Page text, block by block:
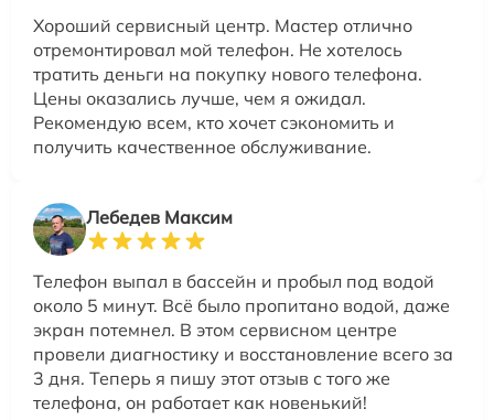
Хороший сервисный центр. Мастер отлично
отремонтировал мой телефон. Не хотелось
тратить деньги на покупку нового телефона.
Цены оказались лучше, чем я ожидал.
Рекомендую всем, кто хочет сэкономить и
получить качественное обслуживание.
Лебедев Максим
Телефон выпал в бассейн и пробыл под водой
около 5 минут. Всё было пропитано водой, даже
экран потемнел. В этом сервисном центре
провели диагностику и восстановление всего за
3 дня. Теперь я пишу этот отзыв с того же
телефона, он работает как новенький!